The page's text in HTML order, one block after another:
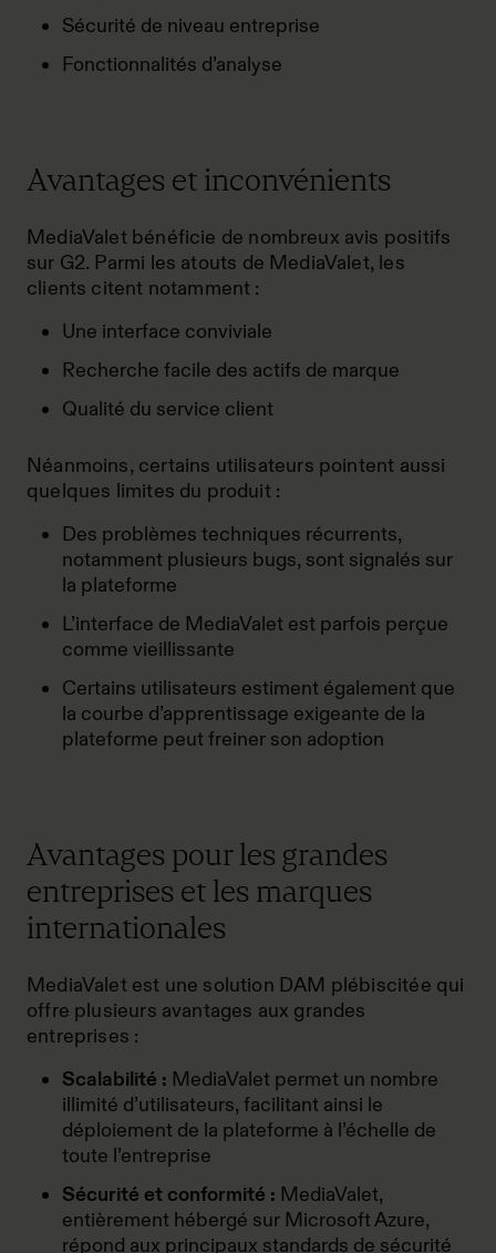
Sécurité de niveau entreprise
Fonctionnalités d’analyse
Avantages et inconvénients
MediaValet bénéficie de nombreux avis positifs
sur G2. Parmi les atouts de MediaValet, les
clients citent notamment :
Une interface conviviale
Recherche facile des actifs de marque
Qualité du service client
Néanmoins, certains utilisateurs pointent aussi
quelques limites du produit :
Des problèmes techniques récurrents,
notamment plusieurs bugs, sont signalés sur
la plateforme
L’interface de MediaValet est parfois perçue
comme vieillissante
Certains utilisateurs estiment également que
la courbe d’apprentissage exigeante de la
plateforme peut freiner son adoption
Avantages pour les grandes
entreprises et les marques
internationales
MediaValet est une solution DAM plébiscitée qui
offre plusieurs avantages aux grandes
entreprises :
Scalabilité : MediaValet permet un nombre
illimité d’utilisateurs, facilitant ainsi le
déploiement de la plateforme à l’échelle de
toute l’entreprise
Sécurité et conformité : MediaValet,
entièrement hébergé sur Microsoft Azure,
répond aux principaux standards de sécurité